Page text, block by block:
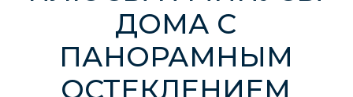
Панорамные окна подходят для
строительства небольших и просторных
зданий, построек в 1 или 2 этажа, домов со
вторым светом. Это универсальное решение
для загородного коттеджа.